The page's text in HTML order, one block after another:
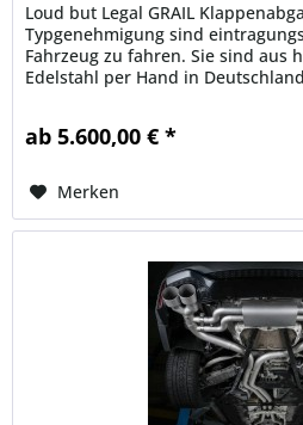
Loud but Legal GRAIL
Typgenehmigung sind
Fahrzeug zu fahren. Sie sind aus
Edelstahl per Hand in
ab 5.600,00 € *
Merken